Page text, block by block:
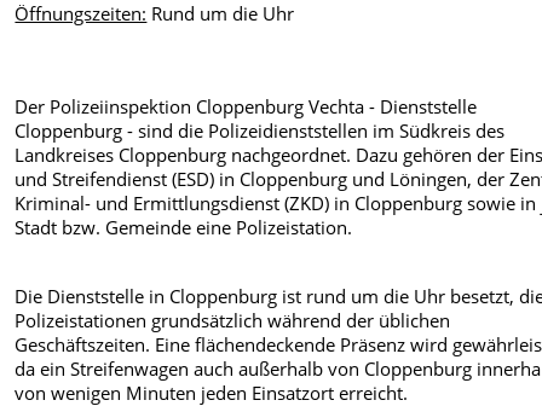
Öffnungszeiten: Rund um die Uhr
Der Polizeiinspektion Cloppenburg Vechta - Dienststelle
Cloppenburg - sind die Polizeidienststellen im Südkreis des
Landkreises Cloppenburg nachgeordnet. Dazu gehören der
und Streifendienst (ESD) in Cloppenburg und Löningen, der
Kriminal- und Ermittlungsdienst (ZKD) in Cloppenburg sowie in
Stadt bzw. Gemeinde eine Polizeistation.
Die Dienststelle in Cloppenburg ist rund um die Uhr besetzt,
Polizeistationen grundsätzlich während der üblichen
Geschäftszeiten. Eine flächendeckende Präsenz wird
da ein Streifenwagen auch außerhalb von Cloppenburg
von wenigen Minuten jeden Einsatzort erreicht.